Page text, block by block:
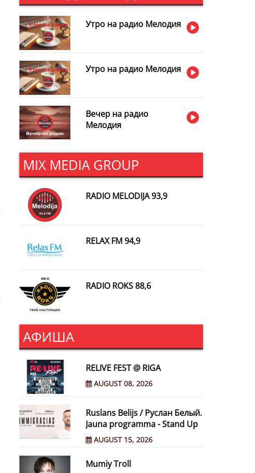
Утро на радио Мелодия
Утро на радио Мелодия
Вечер на радио
Мелодия
MIX MEDIA GROUP
RADIO MELODIJA 93,9
RELAX FM 94,9
RADIO ROKS 88,6
АФИША
RELIVE FEST @ RIGA
AUGUST 08, 2026
Ruslans Belijs / Руслан Белый.
Jauna programma - Stand Up
AUGUST 15, 2026
Mumiy Troll